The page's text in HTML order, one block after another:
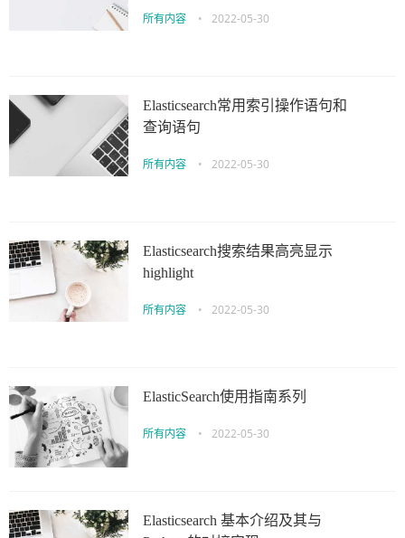
所有内容 • 2022-05-30
Elasticsearch常用索引操作语句和
查询语句
所有内容 • 2022-05-30
Elasticsearch搜索结果高亮显示
highlight
所有内容 • 2022-05-30
ElasticSearch使用指南系列
所有内容 • 2022-05-30
Elasticsearch 基本介绍及其与